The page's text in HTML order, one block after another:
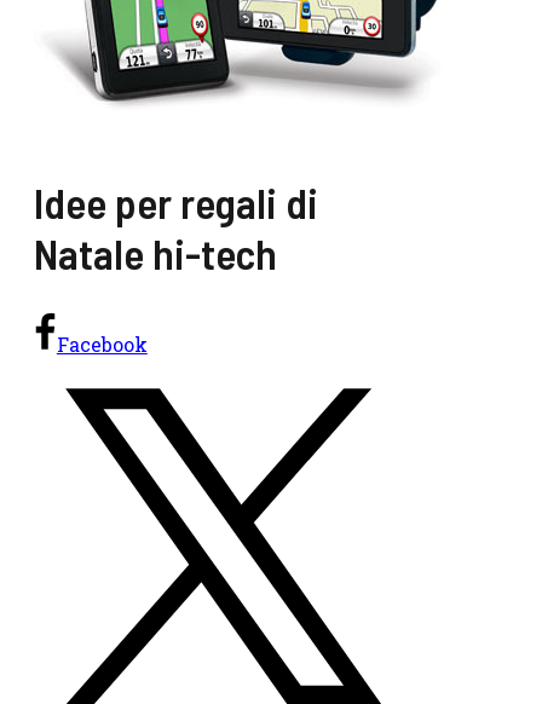
Idee per regali di
Natale hi-tech
Facebook